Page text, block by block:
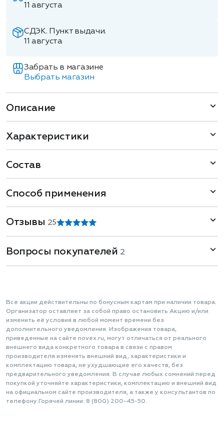
11 августа
СДЭК. Пункт выдачи.
11 августа
Забрать в магазине
Выбрать магазин
Описание
Характеристики
Состав
Способ применения
Отзывы 25
Вопросы покупателей 2
Все акции действительны по бонусным картам при наличии товара.
Организатор оставляет за собой право остановить Акцию и/или
изменить её условия в любой момент времени без
дополнительного уведомления. Изображения товара,
приведенные на сайте novex.ru, могут отличаться от реального
внешнего вида конкретного товара в связи с правом
производителя изменять внешний вид, характеристики и
комплектацию товара, не ухудшающие его качеств, без
предварительного уведомления. В случае любых сомнений перед
покупкой уточняйте характеристики, комплектацию и внешний вид
на официальном сайте производителя, а также у консультантов по
телефону Горячей линии: 8 (800) 200-45-50.